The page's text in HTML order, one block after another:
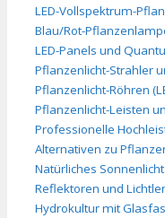
LED-Vollspektrum-
Blau/Rot-
LED-Panels und
Pflanzenlicht-Strahler
Pflanzenlicht-Röhren
Pflanzenlicht-Leisten
Professionelle
Alternativen zu
Natürliches Sonnenlicht
Reflektoren und
Hydrokultur mit